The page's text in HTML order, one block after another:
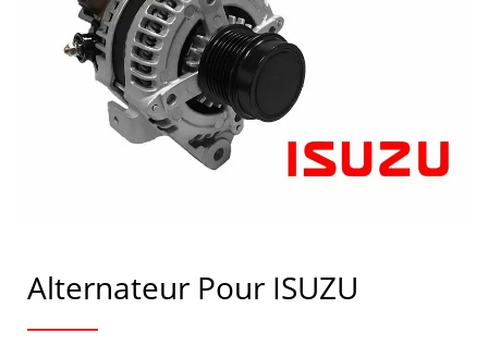
Alternateur Pour ISUZU